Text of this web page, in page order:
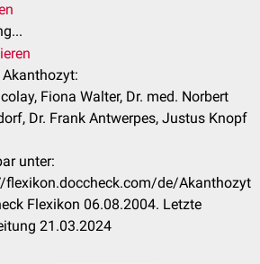
Fiona Walter, Dr. med. Norbert
Dr. Frank Antwerpes, Justus Knopf
unter:
flexikon.doccheck.com/de/Akanthozyt
Flexikon 06.08.2004. Letzte
21.03.2024